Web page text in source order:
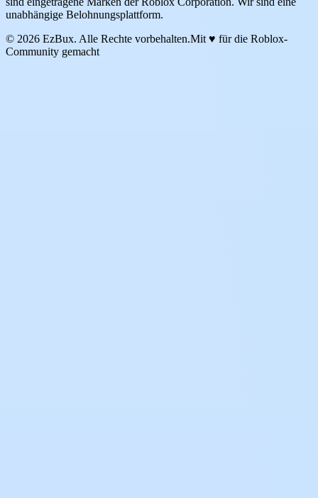
unabhängige Belohnungsplattform.
© 2026 EzBux. Alle Rechte vorbehalten.Mit ♥ für die Roblox-
Community gemacht